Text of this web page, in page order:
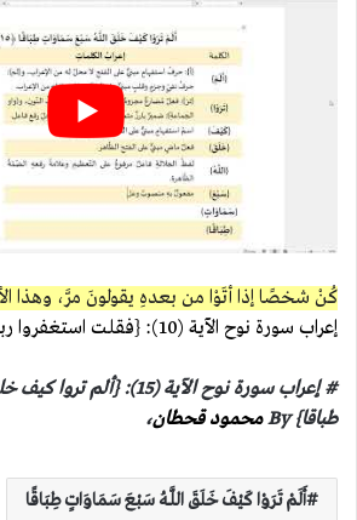
كُنْ شخصًا إذا أتَوْا من بعدهِ يقولونَ مرَّ، وهذا
إعراب سورة نوح الآية (10): {فقلت استغفروا ربكم إنه كان غفارا}
# إعراب سورة نوح الآية (15):
طباقا} By
محمود قحطان،
أَلَمْ تَرَوْا كَيْفَ خَلَقَ اللَّـهُ سَبْعَ سَمَاوَاتٍ طِبَاقًا